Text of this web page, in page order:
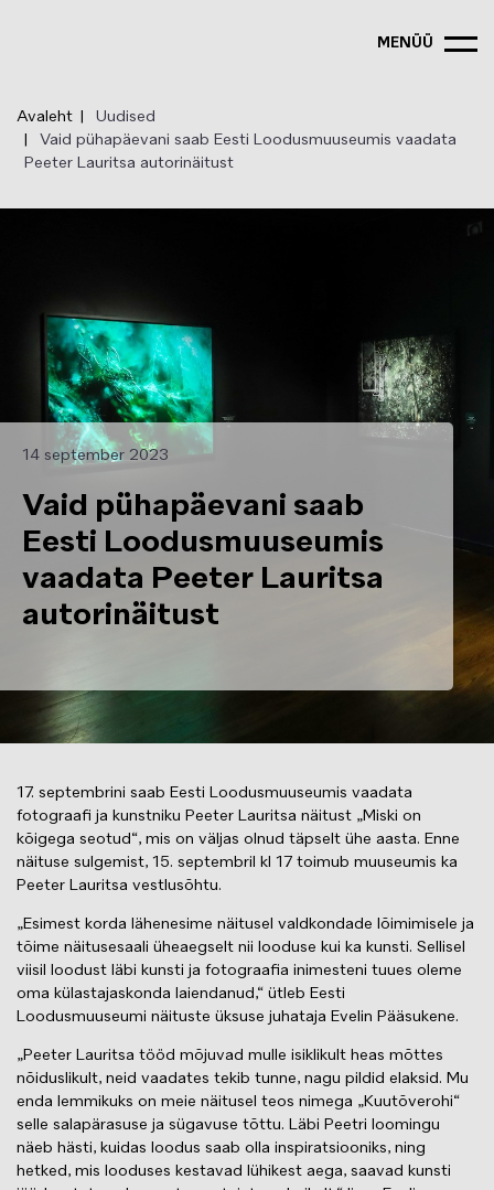
MENÜÜ
Avaleht
Uudised
Vaid pühapäevani saab Eesti Loodusmuuseumis vaadata
Peeter Lauritsa autorinäitust
14 september 2023
Vaid pühapäevani saab
Eesti Loodusmuuseumis
vaadata Peeter Lauritsa
autorinäitust
17. septembrini saab Eesti Loodusmuuseumis vaadata
fotograafi ja kunstniku Peeter Lauritsa näitust „Miski on
kõigega seotud“, mis on väljas olnud täpselt ühe aasta. Enne
näituse sulgemist, 15. septembril kl 17 toimub muuseumis ka
Peeter Lauritsa vestlusõhtu.
„Esimest korda lähenesime näitusel valdkondade lõimimisele ja
tõime näitusesaali üheaegselt nii looduse kui ka kunsti. Sellisel
viisil loodust läbi kunsti ja fotograafia inimesteni tuues oleme
oma külastajaskonda laiendanud,“ ütleb Eesti
Loodusmuuseumi näituste üksuse juhataja Evelin Pääsukene.
„Peeter Lauritsa tööd mõjuvad mulle isiklikult heas mõttes
nõiduslikult, neid vaadates tekib tunne, nagu pildid elaksid. Mu
enda lemmikuks on meie näitusel teos nimega „Kuutõverohi“
selle salapärasuse ja sügavuse tõttu. Läbi Peetri loomingu
näeb hästi, kuidas loodus saab olla inspiratsiooniks, ning
hetked, mis looduses kestavad lühikest aega, saavad kunsti